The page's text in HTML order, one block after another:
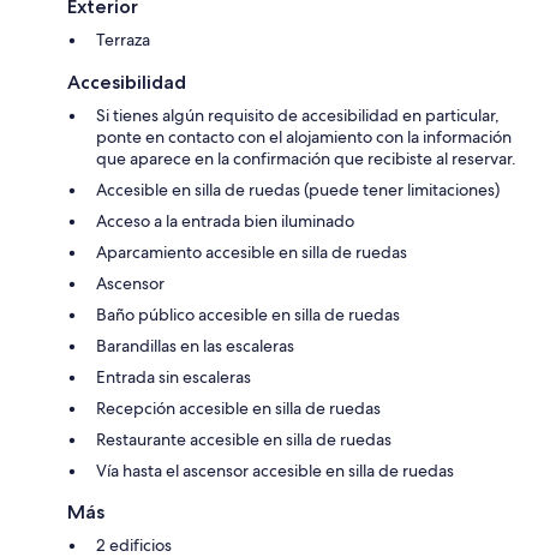
Exterior
Terraza
Accesibilidad
Si tienes algún requisito de accesibilidad en particular,
ponte en contacto con el alojamiento con la información
que aparece en la confirmación que recibiste al reservar.
Accesible en silla de ruedas (puede tener limitaciones)
Acceso a la entrada bien iluminado
Aparcamiento accesible en silla de ruedas
Ascensor
Baño público accesible en silla de ruedas
Barandillas en las escaleras
Entrada sin escaleras
Recepción accesible en silla de ruedas
Restaurante accesible en silla de ruedas
Vía hasta el ascensor accesible en silla de ruedas
Más
2 edificios